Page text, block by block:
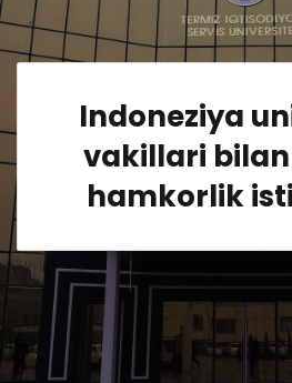
Indoneziya
vakillari
hamkorlik